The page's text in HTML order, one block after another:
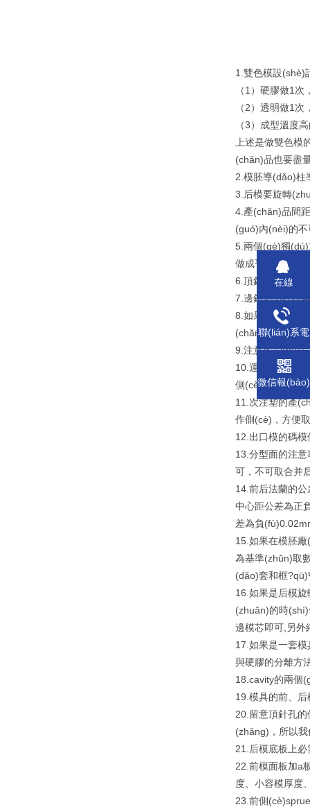
1.雙色模設(shè)
（1）硬膠做1
（2）透明做1
（3）成型溫度
上述是做雙色
(chǎn)品也要盡
2.模胚導(dǎo)柱
3.后模要旋轉
4.產(chǎn)品間
(guó)內(nèi)的
5.兩個(gè)獨
做成平移關
6.頂針板只能用
7.邊鎖必須在模
8.如果進(jìn)膠
(chǎn)雙色注塑
9.注意客戶(hù)
10.運(yùn)水進
側(cè)，因?yàn)
11.次注塑的產
作側(cè)，方便
12.出口模的碼
13.分型面的注
可，不可取合并
14.前后法蘭的
中心距公差為正
差為負
15.如果在模胚
為基準(zhǔn)取
(dǎo)套和框
16.如果是后模
(zhuǎn)的時
邊模芯即可,另外
17.如果是一套
與硬膠的分離方
18.cavity的兩個
19.模具的前、
20.留意頂針孔
(zhǎng)，所以
21.后模底板上
22.前模面板加a
度、小容模厚度
23.前側
在線
聯(lián)系電
微信報(bào)